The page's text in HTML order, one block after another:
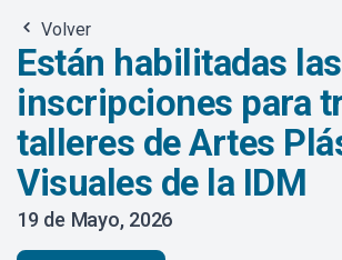
Volver
Están habilitadas las
inscripciones para
talleres de Artes
Visuales de la IDM
19 de Mayo, 2026